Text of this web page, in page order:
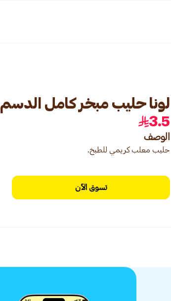
لونا حليب مبخر كامل الدسم 170جرام
3.5
الوصف
حليب معلب كريمي للطبخ.
تسوق الآن